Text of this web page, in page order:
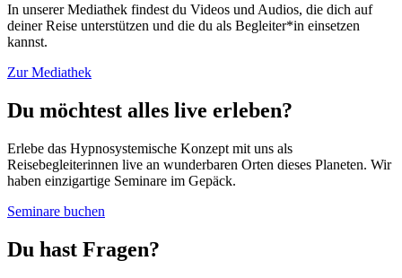
In unserer Mediathek findest du Videos und Audios, die dich auf
deiner Reise unterstützen und die du als Begleiter*in einsetzen
kannst.
Zur Mediathek
Du möchtest alles live erleben?
Erlebe das Hypnosystemische Konzept mit uns als
Reisebegleiterinnen live an wunderbaren Orten dieses Planeten. Wir
haben einzigartige Seminare im Gepäck.
Seminare buchen
Du hast Fragen?